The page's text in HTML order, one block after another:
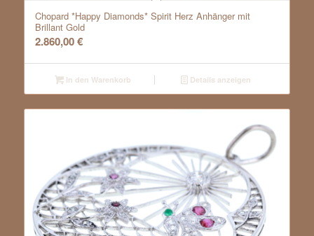
Chopard *Happy Diamonds* Spirit Herz Anhänger mit
Brillant Gold
2.860,00€
In den Warenkorb Details anzeigen